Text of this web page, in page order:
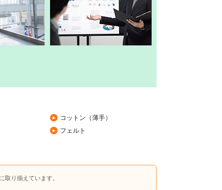
コットン（薄手）
フェルト
り揃えています。